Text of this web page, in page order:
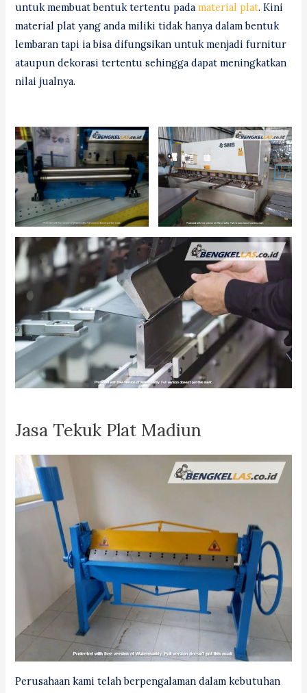
untuk membuat bentuk tertentu padamaterial plat. Kini
material plat yang anda miliki tidak hanya dalam bentuk
lembaran tapi ia bisa difungsikan untuk menjadi furnitur
ataupun dekorasi tertentu sehingga dapat meningkatkan
nilai jualnya.
Jasa Tekuk Plat Madiun
Perusahaan kami telah berpengalaman dalam kebutuhan